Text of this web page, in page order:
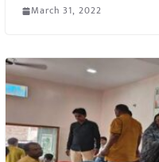
March 31, 2022